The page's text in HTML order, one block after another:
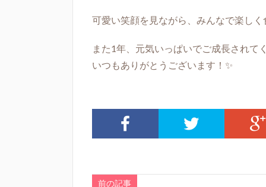
可愛い笑顔を見ながら、みんなで楽し
また1年、元気いっぱいでご成長されて
いつもありがとうございます！✨
前の記事